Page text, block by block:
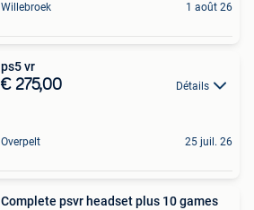
Willebroek 1 août 26
ps5 vr
€ 275,00 Détails
Overpelt 25 juil. 26
Complete psvr headset plus 10 games